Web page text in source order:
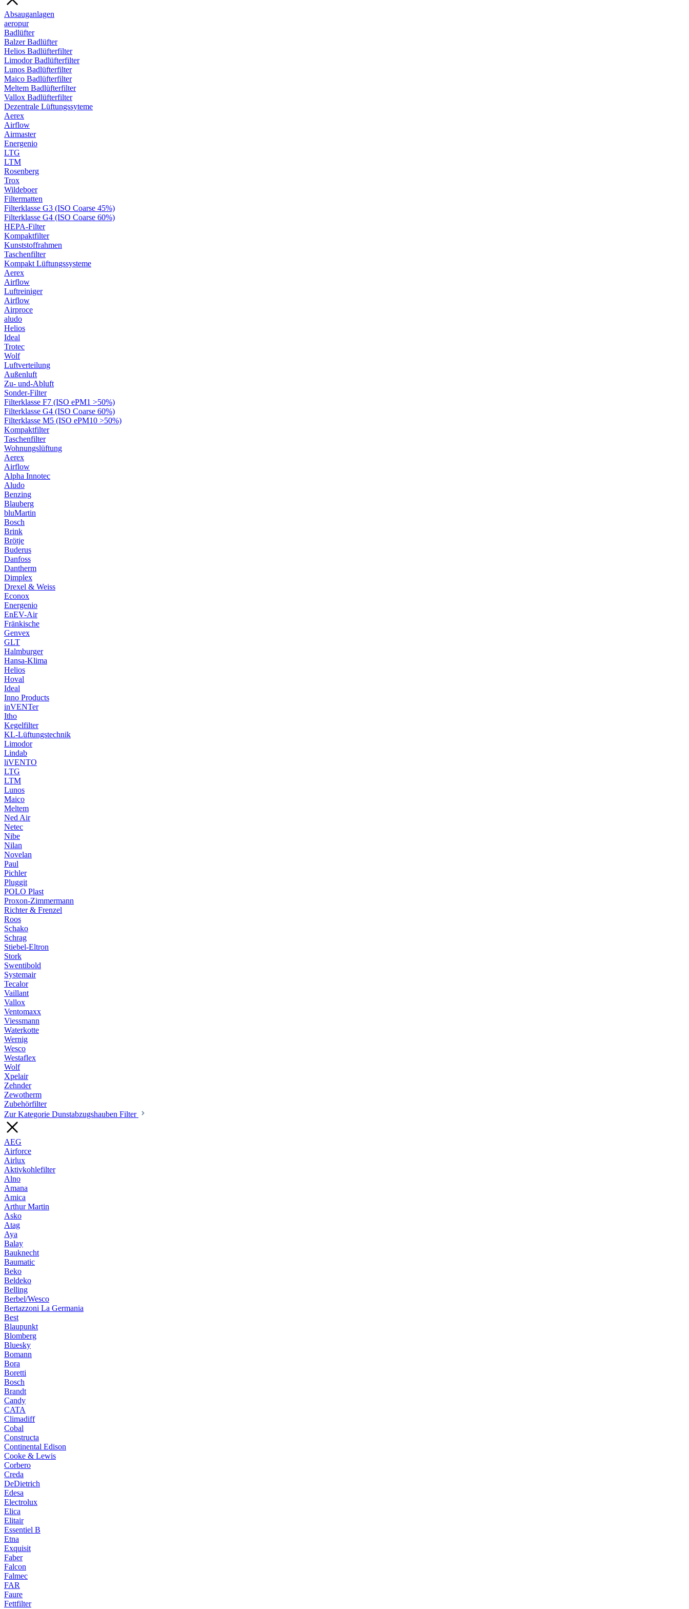
Absauganlagen
aeropur
Badlüfter
Balzer Badlüfter
Helios Badlüfterfilter
Limodor Badlüfterfilter
Lunos Badlüfterfilter
Maico Badlüfterfilter
Meltem Badlüfterfilter
Vallox Badlüfterfilter
Dezentrale Lüftungssyteme
Aerex
Airflow
Airmaster
Energenio
LTG
LTM
Rosenberg
Trox
Wildeboer
Filtermatten
Filterklasse G3 (ISO Coarse 45%)
Filterklasse G4 (ISO Coarse 60%)
HEPA-Filter
Kompaktfilter
Kunststoffrahmen
Taschenfilter
Kompakt Lüftungssysteme
Aerex
Airflow
Luftreiniger
Airflow
Airproce
aludo
Helios
Ideal
Trotec
Wolf
Luftverteilung
Außenluft
Zu- und-Abluft
Sonder-Filter
Filterklasse F7 (ISO ePM1 >50%)
Filterklasse G4 (ISO Coarse 60%)
Filterklasse M5 (ISO ePM10 >50%)
Kompaktfilter
Taschenfilter
Wohnungslüftung
Aerex
Airflow
Alpha Innotec
Aludo
Benzing
Blauberg
bluMartin
Bosch
Brink
Brötje
Buderus
Danfoss
Dantherm
Dimplex
Drexel & Weiss
Econox
Energenio
EnEV-Air
Fränkische
Genvex
GLT
Halmburger
Hansa-Klima
Helios
Hoval
Ideal
Inno Products
inVENTer
Itho
Kegelfilter
KL-Lüftungstechnik
Limodor
Lindab
liVENTO
LTG
LTM
Lunos
Maico
Meltem
Ned Air
Netec
Nibe
Nilan
Novelan
Paul
Pichler
Pluggit
POLO Plast
Proxon-Zimmermann
Richter & Frenzel
Roos
Schako
Schrag
Stiebel-Eltron
Stork
Swentibold
Systemair
Tecalor
Vaillant
Vallox
Ventomaxx
Viessmann
Waterkotte
Wernig
Wesco
Westaflex
Wolf
Xpelair
Zehnder
Zewotherm
Zubehörfilter
Zur Kategorie Dunstabzugshauben Filter
AEG
Airforce
Airlux
Aktivkohlefilter
Alno
Amana
Amica
Arthur Martin
Asko
Atag
Aya
Balay
Bauknecht
Baumatic
Beko
Beldeko
Belling
Berbel/Wesco
Bertazzoni La Germania
Best
Blaupunkt
Blomberg
Bluesky
Bomann
Bora
Boretti
Bosch
Brandt
Candy
CATA
Climadiff
Cobal
Constructa
Continental Edison
Cooke & Lewis
Corbero
Creda
DeDietrich
Edesa
Electrolux
Elica
Elitair
Essentiel B
Etna
Exquisit
Faber
Falcon
Falmec
FAR
Faure
Fettfilter